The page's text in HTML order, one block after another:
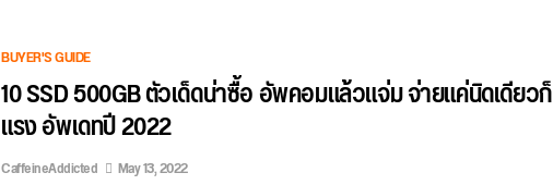
BUYER'S GUIDE
10 SSD 500GB ตัวเด็ดน่าซื้อ อัพคอมแล้วแจ่ม จ่ายแค่นิดเดียวก็
แรง อัพเดทปี 2022
CaffeineAddicted May 13, 2022